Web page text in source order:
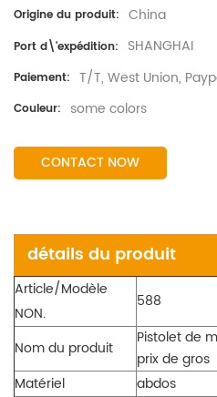
Origine du produit: China
Port d\'expédition: SHANGHAI
Paiement: T/T, West Union,
Couleur: some colors
CONTACT NOW
détails du produit
Article/Modèle
NON.
588
Nom du produit
Pistolet de
prix de gros
Matériel
abdos